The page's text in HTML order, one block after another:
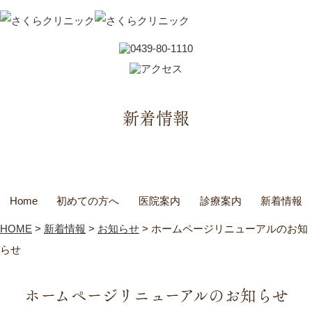
新着情報
Home 初めての方へ 医院案内 診療案内 新着情報
HOME > 新着情報 > お知らせ > ホームページリニューアルのお知
らせ
ホームページリニューアルのお知らせ